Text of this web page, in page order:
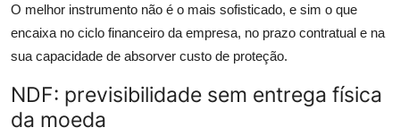
O melhor instrumento não é o mais sofisticado, e sim o que
encaixa no ciclo financeiro da empresa, no prazo contratual e na
sua capacidade de absorver custo de proteção.
NDF: previsibilidade sem entrega física
da moeda